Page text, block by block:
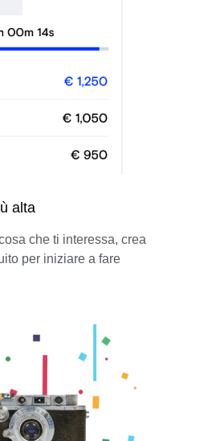
alta
che ti interessa, crea
per iniziare a fare